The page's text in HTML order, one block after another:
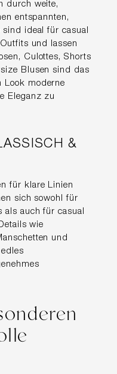
durch weite,
entspannten,
ideal für casual
und lassen
Culottes, Shorts
Blusen sind das
Look moderne
Eleganz zu
&
für klare Linien
sich sowohl für
als auch für casual
wie
und